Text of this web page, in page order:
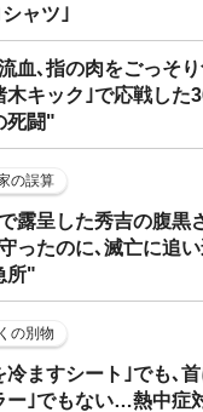
ャツ｣
血､指の肉をごっそ
キック｣で応戦した
死闘"
の誤算
露呈した秀吉の腹
ったのに､滅亡に追
所"
の別物
冷ますシート｣でも､
ー｣でもない…熱中症